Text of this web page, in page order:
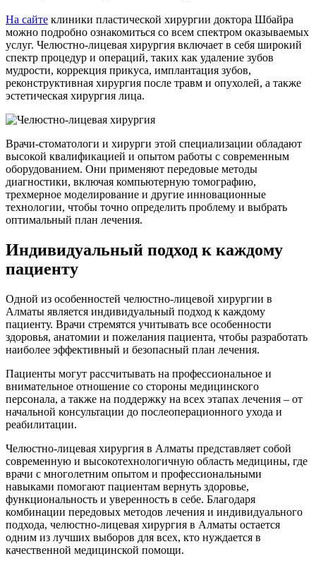
На сайте клиники пластической хирургии доктора Шбайра
можно подробно ознакомиться со всем спектром оказываемых
услуг. Челюстно-лицевая хирургия включает в себя широкий
спектр процедур и операций, таких как удаление зубов
мудрости, коррекция прикуса, имплантация зубов,
реконструктивная хирургия после травм и опухолей, а также
эстетическая хирургия лица.
Врачи-стоматологи и хирурги этой специализации обладают
высокой квалификацией и опытом работы с современным
оборудованием. Они применяют передовые методы
диагностики, включая компьютерную томографию,
трехмерное моделирование и другие инновационные
технологии, чтобы точно определить проблему и выбрать
оптимальный план лечения.
Индивидуальный подход к каждому
пациенту
Одной из особенностей челюстно-лицевой хирургии в
Алматы является индивидуальный подход к каждому
пациенту. Врачи стремятся учитывать все особенности
здоровья, анатомии и пожелания пациента, чтобы разработать
наиболее эффективный и безопасный план лечения.
Пациенты могут рассчитывать на профессиональное и
внимательное отношение со стороны медицинского
персонала, а также на поддержку на всех этапах лечения – от
начальной консультации до послеоперационного ухода и
реабилитации.
Челюстно-лицевая хирургия в Алматы представляет собой
современную и высокотехнологичную область медицины, где
врачи с многолетним опытом и профессиональными
навыками помогают пациентам вернуть здоровье,
функциональность и уверенность в себе. Благодаря
комбинации передовых методов лечения и индивидуального
подхода, челюстно-лицевая хирургия в Алматы остается
одним из лучших выборов для всех, кто нуждается в
качественной медицинской помощи.